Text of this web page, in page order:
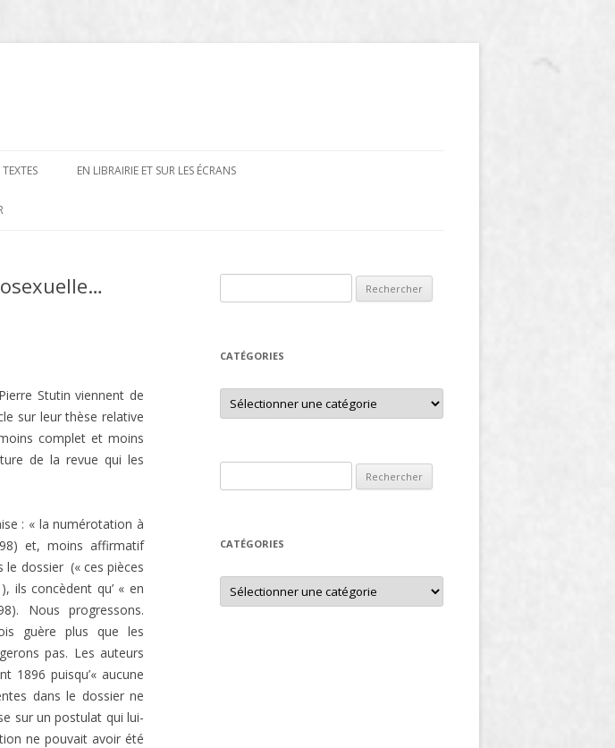
EN LIBRAIRIE ET SUR LES ÉCRANS
2014
2017
2019
2021
2023
2024
2025
Stutin viennent de
sur leur thèse relative
complet et moins
de la revue qui les
: « la numérotation à
et, moins affirmatif
le dossier (« ces pièces
ils concèdent qu’ « en
Nous progressons.
guère plus que les
pas. Les auteurs
1896 puisqu’« aucune
dans le dossier ne
sur un postulat qui lui-
ne pouvait avoir été
CATÉGORIES
Catégories
CATÉGORIES
Catégories